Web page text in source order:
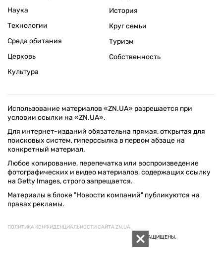
Наука
Технологии
Среда обитания
Церковь
Культура
История
Круг семьи
Туризм
Собственность
Использование материалов «ZN.UA» разрешается при
условии ссылки на «ZN.UA».
Для интернет-изданий обязательна прямая, открытая для
поисковых систем, гиперссылка в первом абзаце на
конкретный материал.
Любое копирование, перепечатка или воспроизведение
фотографических и видео материалов, содержащих ссылку
на Getty Images, строго запрещается.
Материалы в блоке "Новости компаний" публикуются на
правах рекламы.
ПОЛИТИКА КОНФИДЕНЦИАЛЬНОСТИ САЙТА ZN.UA
© 1994–2026 «ЗЕРКАЛО НЕДЕЛИ. УКРАИНА». ВСЕ ПРАВА ЗАЩИЩЕНЫ.